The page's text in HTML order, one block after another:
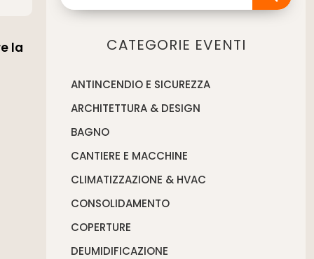
la CATEGORIE EVENTI
ANTINCENDIO E SICUREZZA
ARCHITETTURA & DESIGN
BAGNO
CANTIERE E MACCHINE
CLIMATIZZAZIONE & HVAC
CONSOLIDAMENTO
COPERTURE
DEUMIDIFICAZIONE